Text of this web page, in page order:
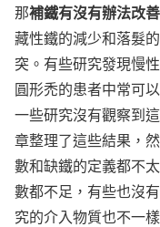
那補鐵有沒有辦法改
藏性鐵的減少和落髮
突。有些研究發現慢
圓形禿的患者中常可
一些研究沒有觀察到
章整理了這些結果，
數和缺鐵的定義都不
數都不足，有些也沒
究的介入物質也不一